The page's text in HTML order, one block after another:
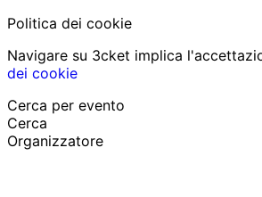
Politica dei cookie
Navigare su 3cket implica
dei cookie
Cerca per evento
Cerca
Organizzatore